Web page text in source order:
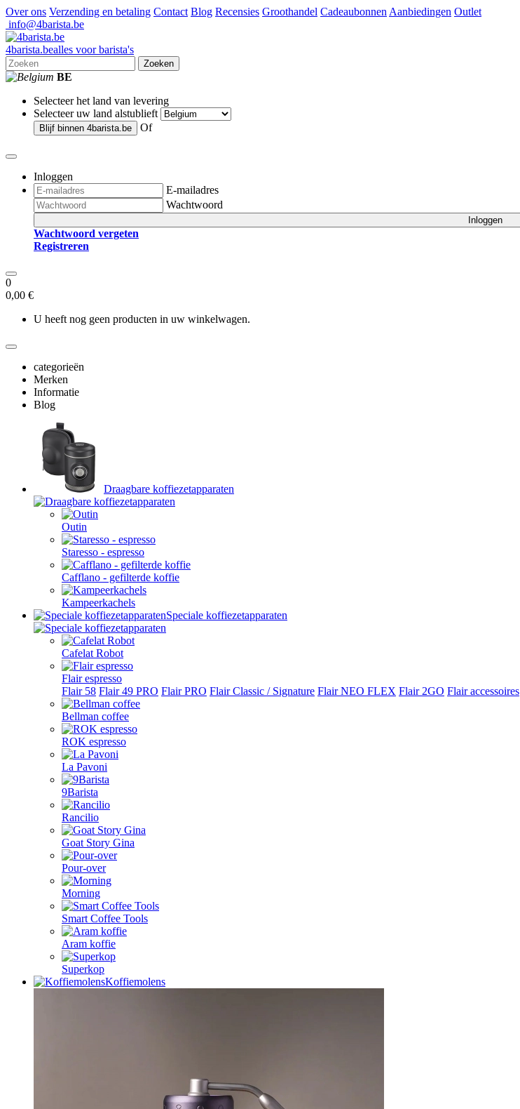
Over ons Verzending en betaling Contact Blog Recensies Groothandel Cadeaubonnen Aanbiedingen Outlet
info@4barista.be
4barista.bealles voor barista's
Zoeken
BE
Selecteer het land van levering
Selecteer uw land alstublieft
Blijf binnen 4barista.be Of
Inloggen
E-mailadres
Wachtwoord
Inloggen
Wachtwoord vergeten
Registreren
0
0,00 €
U heeft nog geen producten in uw winkelwagen.
categorieën
Merken
Informatie
Blog
Draagbare koffiezetapparaten
Outin
Staresso - espresso
Cafflano - gefilterde koffie
Kampeerkachels
Speciale koffiezetapparaten
Cafelat Robot
Flair espresso
Flair 58 Flair 49 PRO Flair PRO Flair Classic / Signature Flair NEO FLEX Flair 2GO Flair accessoires
Bellman coffee
ROK espresso
La Pavoni
9Barista
Rancilio
Goat Story Gina
Pour-over
Morning
Smart Coffee Tools
Aram koffie
Superkop
Koffiemolens